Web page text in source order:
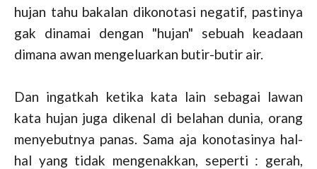
hujan tahu bakalan dikonotasi negatif, pastinya
gak dinamai dengan "hujan" sebuah keadaan
dimana awan mengeluarkan butir-butir air.
Dan ingatkah ketika kata lain sebagai lawan
kata hujan juga dikenal di belahan dunia, orang
menyebutnya panas. Sama aja konotasinya hal-
hal yang tidak mengenakkan, seperti : gerah,